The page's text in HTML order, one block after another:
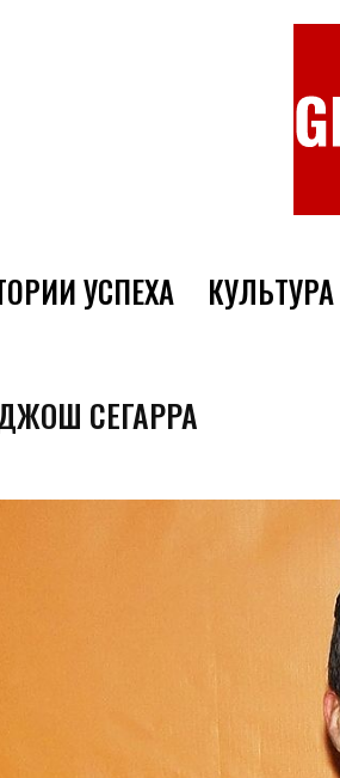
УСПЕХА КУЛЬТУРА
СЕГАРРА